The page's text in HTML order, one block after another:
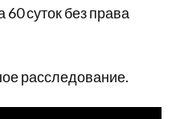
суток без права
расследование.